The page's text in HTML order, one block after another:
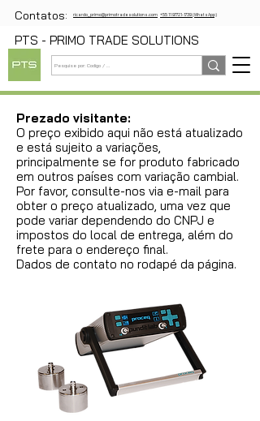
Contatos: ricardo_primo@primotradesolutions.com +55 11 97721-1739 (WhatsApp)
PTS - PRIMO TRADE SOLUTIONS
Prezado visitante:
O preço exibido aqui não está atualizado
e está sujeito a variações,
principalmente se for produto fabricado
em outros países com variação cambial.
Por favor, consulte-nos via e-mail para
obter o preço atualizado, uma vez que
pode variar dependendo do CNPJ e
impostos do local de entrega, além do
frete para o endereço final.
Dados de contato no rodapé da página.